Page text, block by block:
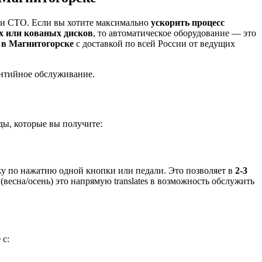
СТО. Если вы хотите максимально ускорить процесс
или кованых дисков, то автоматическое оборудование — это
Магнитогорске с доставкой по всей России от ведущих
обслуживание.
которые вы получите:
нажатию одной кнопки или педали. Это позволяет в 2-3
осень) это напрямую translates в возможность обслужить
с: